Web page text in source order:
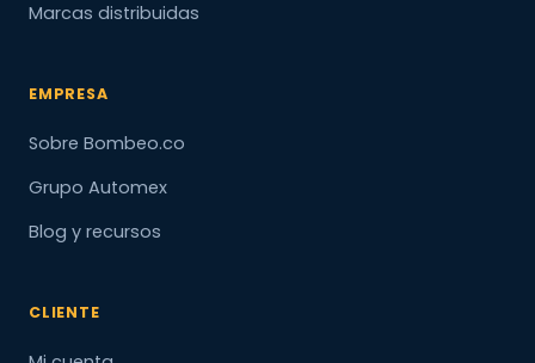
Marcas distribuidas
EMPRESA
Sobre Bombeo.co
Grupo Automex
Blog y recursos
CLIENTE